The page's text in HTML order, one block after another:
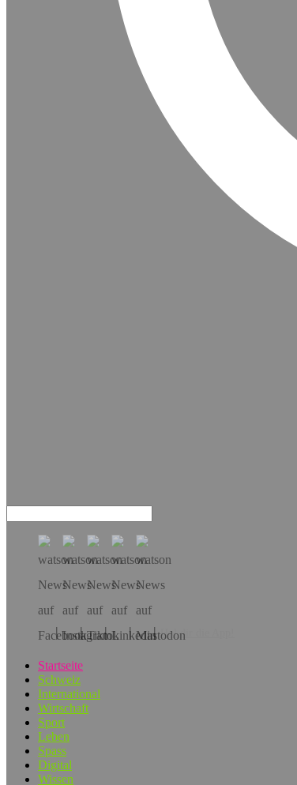
Hol dir die App!
Startseite
Schweiz
International
Wirtschaft
Sport
Leben
Spass
Digital
Wissen